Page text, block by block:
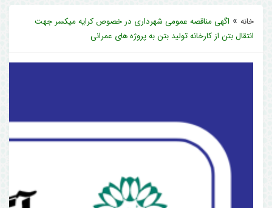
خانه » اگهی مناقصه عمومی شهرداری در خصوص کرایه میکسر جهت
انتقال بتن از کارخانه تولید بتن به پروژه های عمرانی